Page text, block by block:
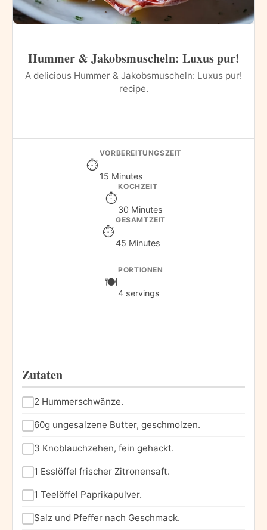
Hummer & Jakobsmuscheln: Luxus pur!
A delicious Hummer & Jakobsmuscheln: Luxus pur!
recipe.
VORBEREITUNGSZEIT
15 Minutes
KOCHZEIT
30 Minutes
GESAMTZEIT
45 Minutes
PORTIONEN
4 servings
Zutaten
2 Hummerschwänze.
60g ungesalzene Butter, geschmolzen.
3 Knoblauchzehen, fein gehackt.
1 Esslöffel frischer Zitronensaft.
1 Teelöffel Paprikapulver.
Salz und Pfeffer nach Geschmack.